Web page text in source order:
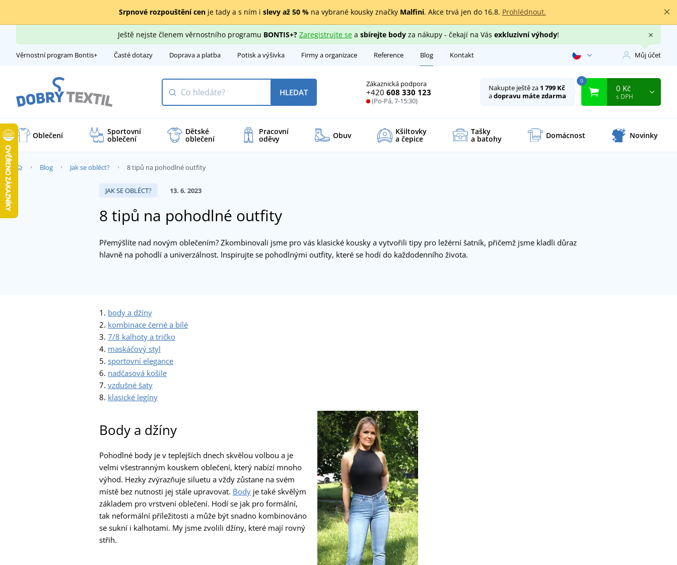
Srpnové rozpouštění cenje tady a s ním i slevy až 50 %na vybrané kousky značky Malfini. Akce trvá jen do 16.8. Prohlédnout.
Ještě nejste členem věrnostního programu BONTIS+? Zaregistrujte sea sbírejte bodyza nákupy - čekají na Vás exkluzivní výhody!
Věrnostní program Bontis+ Časté dotazy Doprava a platba Potisk a výšivka Firmy a organizace Reference Blog Kontakt Můj účet
Zákaznická podpora
+420 608 330 123
(Po-Pá, 7-15:30)
HLEDAT Nakupte ještě za 1 799 Kč
adopravu máte zdarma
0
0 Kč
s DPH
Oblečení Sportovní
oblečení
Dětské
oblečení
Pracovní
oděvy Obuv Kšiltovky
a čepice
Tašky
a batohy Domácnost Novinky
Blog Jak se obléct? 8 tipů na pohodlné outfity
JAK SE OBLÉCT? 13. 6. 2023
8 tipů na pohodlné outfity
Přemýšlíte nad novým oblečením? Zkombinovali jsme pro vás klasické kousky a vytvořili tipy pro ležérní šatník, přičemž jsme kladli důraz
hlavně na pohodlí a univerzálnost. Inspirujte se pohodlnými outfity, které se hodí do každodenního života.
1. body a džíny
2. kombinace černé a bílé
3. 7/8 kalhoty a tričko
4. maskáčový styl
5. sportovní elegance
6. nadčasová košile
7. vzdušné šaty
8. klasické legíny
Body a džíny
Pohodlné body je v teplejších dnech skvělou volbou a je
velmi všestranným kouskem oblečení, který nabízí mnoho
výhod. Hezky zvýrazňuje siluetu a vždy zůstane na svém
místě bez nutnosti jej stále upravovat. Body je také skvělým
základem pro vrstvení oblečení. Hodí se jak pro formální,
tak neformální příležitosti a může být snadno kombinováno
se sukní i kalhotami. My jsme zvolili džíny, které mají rovný
střih.